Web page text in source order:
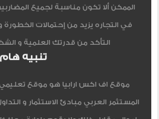
الممكن ألا تكون مناسبة لجميع
في التجاره يزيد من إحتمالات
التأكد من قدرتك العلمية و
تنبيه هام
موقع اف اكس ارابيا هو موقع
المستثمر العربي مبادئ الاستثمار و